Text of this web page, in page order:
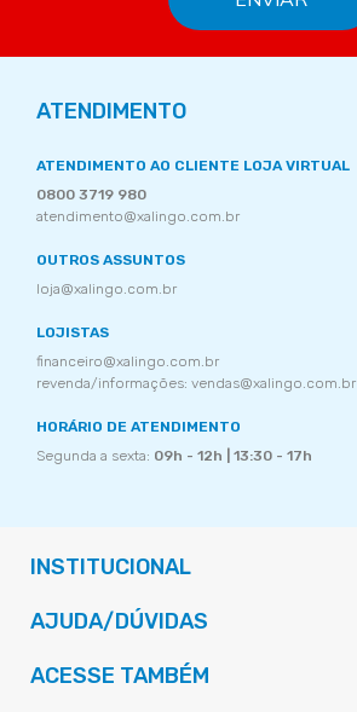
ATENDIMENTO
ATENDIMENTO AO CLIENTE LOJA VIRTUAL
0800 3719 980
atendimento@xalingo.com.br
OUTROS ASSUNTOS
loja@xalingo.com.br
LOJISTAS
financeiro@xalingo.com.br
revenda/informações: vendas@xalingo.com.br
HORÁRIO DE ATENDIMENTO
Segunda a sexta: 09h - 12h | 13:30 - 17h
INSTITUCIONAL
AJUDA/DÚVIDAS
ACESSE TAMBÉM